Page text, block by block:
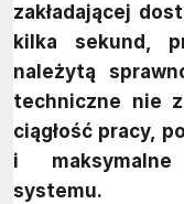
zakładającej
kilka sekund,
należytą
techniczne nie
ciągłość pracy,
i maksymalne
systemu.